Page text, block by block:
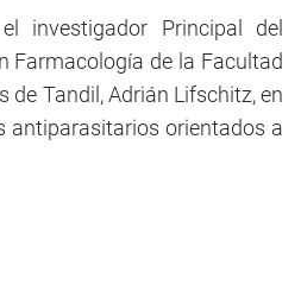
investigador Principal del
Farmacología de la Facultad
de Tandil, Adrián Lifschitz, en
antiparasitarios orientados a